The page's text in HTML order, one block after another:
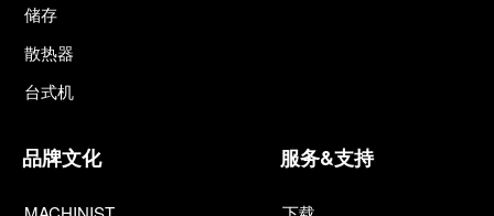
储存
散热器
台式机
品牌文化 服务&支持